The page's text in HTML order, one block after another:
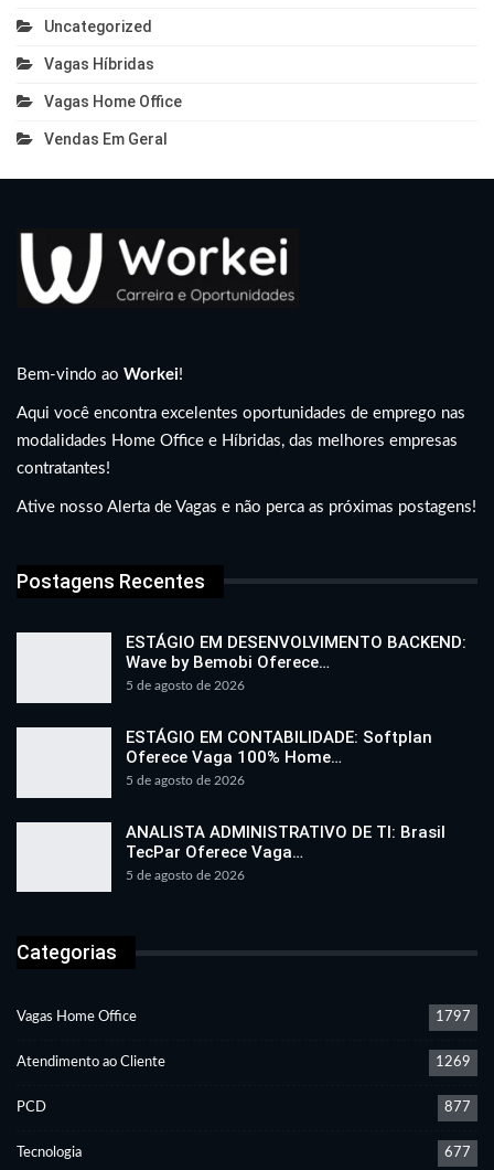
Uncategorized
Vagas Híbridas
Vagas Home Office
Vendas Em Geral
Bem-vindo ao Workei!
Aqui você encontra excelentes oportunidades de emprego nas
modalidades Home Office e Híbridas, das melhores empresas
contratantes!
Ative nosso Alerta de Vagas e não perca as próximas postagens!
Postagens Recentes
ESTÁGIO EM DESENVOLVIMENTO BACKEND:
Wave by Bemobi Oferece…
5 de agosto de 2026
ESTÁGIO EM CONTABILIDADE: Softplan
Oferece Vaga 100% Home…
5 de agosto de 2026
ANALISTA ADMINISTRATIVO DE TI: Brasil
TecPar Oferece Vaga…
5 de agosto de 2026
Categorias
Vagas Home Office 1797
Atendimento ao Cliente 1269
PCD 877
Tecnologia 677